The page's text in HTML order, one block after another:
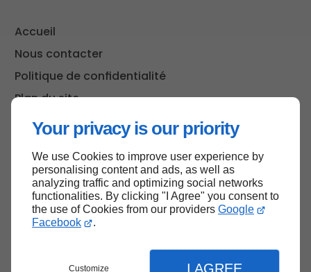
Your privacy is our priority
We use Cookies to improve user experience by
personalising content and ads, as well as
analyzing traffic and optimizing social networks
functionalities. By clicking "I Agree" you consent to
the use of Cookies from our providers Google
Facebook
.
Customize I AGREE
Accueil
Nous contacter
Politique de confidentialité
Plan du site
Haut de page